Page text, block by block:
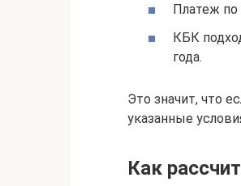
Платеж
КБК
года.
Это значит, что
указанные
Как